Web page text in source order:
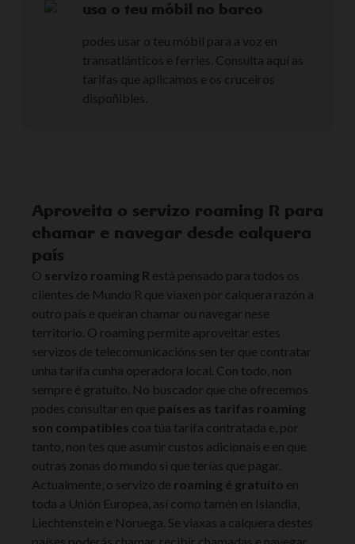
usa o teu móbil no barco
podes usar o teu móbil para a voz en
transatlánticos e ferries. Consulta aquí as
tarifas que aplicamos e os cruceiros
dispoñibles.
Aproveita o servizo roaming R para
chamar e navegar desde calquera
país
O servizo roaming R está pensado para todos os
clientes de Mundo R que viaxen por calquera razón a
outro país e queiran chamar ou navegar nese
territorio. O roaming permite aproveitar estes
servizos de telecomunicacións sen ter que contratar
unha tarifa cunha operadora local. Con todo, non
sempre é gratuíto. No buscador que che ofrecemos
podes consultar en que países as tarifas roaming
son compatibles coa túa tarifa contratada e, por
tanto, non tes que asumir custos adicionais e en que
outras zonas do mundo si que terías que pagar.
Actualmente, o servizo de roaming é gratuíto en
toda a Unión Europea, así como tamén en Islandia,
Liechtenstein e Noruega. Se viaxas a calquera destes